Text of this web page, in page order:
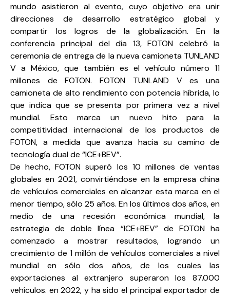
mundo asistieron al evento, cuyo objetivo era unir
direcciones de desarrollo estratégico global y
compartir los logros de la globalización. En la
conferencia principal del día 13, FOTON celebró la
ceremonia de entrega de la nueva camioneta TUNLAND
V a México, que también es el vehículo número 11
millones de FOTON. FOTON TUNLAND V es una
camioneta de alto rendimiento con potencia híbrida, lo
que indica que se presenta por primera vez a nivel
mundial. Esto marca un nuevo hito para la
competitividad internacional de los productos de
FOTON, a medida que avanza hacia su camino de
tecnología dual de “ICE+BEV”.
De hecho, FOTON superó los 10 millones de ventas
globales en 2021, convirtiéndose en la empresa china
de vehículos comerciales en alcanzar esta marca en el
menor tiempo, sólo 25 años. En los últimos dos años, en
medio de una recesión económica mundial, la
estrategia de doble línea “ICE+BEV” de FOTON ha
comenzado a mostrar resultados, logrando un
crecimiento de 1 millón de vehículos comerciales a nivel
mundial en sólo dos años, de los cuales las
exportaciones al extranjero superaron los 87.000
vehículos. en 2022, y ha sido el principal exportador de